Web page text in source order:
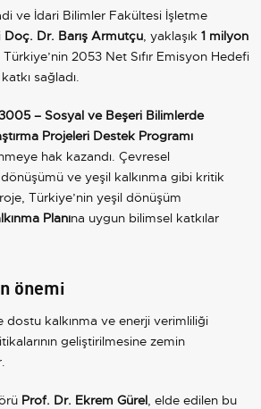
ve İdari Bilimler Fakültesi İşletme
Doç. Dr. Barış Armutçu, yaklaşık 1 milyon
2053 Net Sıfır Emisyon Hedefi
sağladı.
– Sosyal ve Beşeri Bilimlerde
Projeleri Destek Programı
hak kazandı. Çevresel
ve yeşil kalkınma gibi kritik
Türkiye’nin yeşil dönüşüm
Planına uygun bilimsel katkılar
önemi
dostu kalkınma ve enerji verimliliği
geliştirilmesine zemin
Prof. Dr. Ekrem Gürel , elde edilen bu